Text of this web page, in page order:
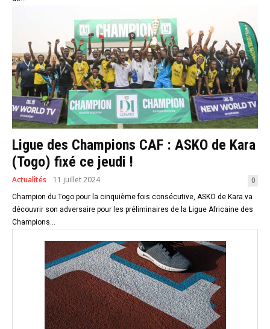
Ligue des Champions CAF : ASKO de Kara
(Togo) fixé ce jeudi !
Actualités 11 juillet 2024 0
Champion du Togo pour la cinquième fois consécutive, ASKO de Kara va
découvrir son adversaire pour les préliminaires de la Ligue Africaine des
Champions...